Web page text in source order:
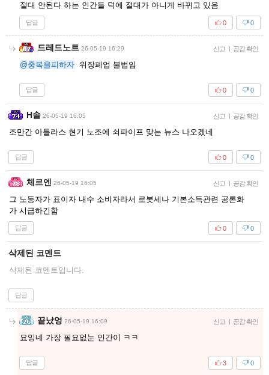
절대 안된다 하는 인간들 덕에 절대가 아니게 바뀌고 있음
답글 0
0
드레드노트 26-05-19 16:29 신고 | 공감 확인
@중복을피하자 위장폐업 불법임
답글 0
0
H솔 26-05-19 16:05 신고 | 공감 확인
조만간 아틀라스 현기 노조에 쇠파이프 맞는 뉴스 나오겠네
답글 0
0
체르엔 26-05-19 16:05 신고 | 공감 확인
그 노동자가 표이자 내수 소비자라서 로봇세나 기본소득관련 공론화
가 시급하긴함
답글 0
0
삭제된 코멘트
삭제된 코멘트입니다.
답글
끝났엉 26-05-19 16:09 신고 | 공감 확인
요잉네 가장 필요없눈 인간이 ㅋㅋ
답글 0
3